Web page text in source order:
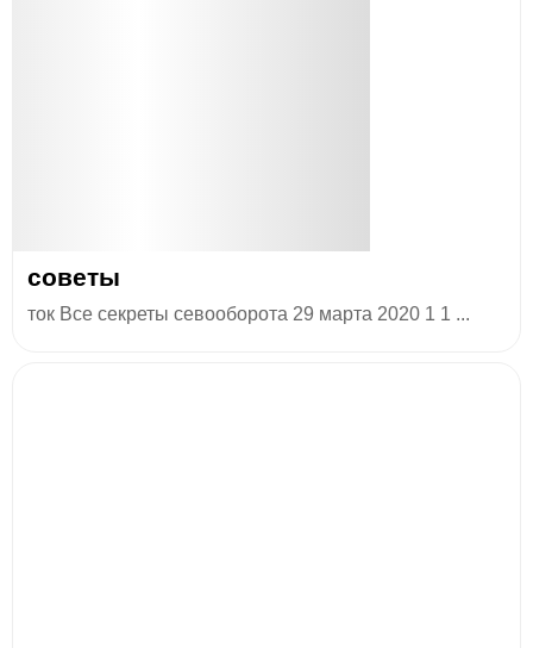
советы
ток Все секреты севооборота 29 марта 2020 1 1 ...